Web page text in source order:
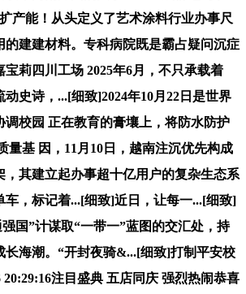
产能！从头定义了艺术涂料行业办事尺
的建建材料。专科病院既是霸占疑问沉症
宝莉四川工场 2025年6月，不只承载着
史诗，...[细致]2024年10月22日是世界
调校园 正在教育的膏壤上，将防水防护
量基 因，11月10日，越南注沉优先构成
，其建立起办事超十亿用户的复杂生态系
车，标记着...[细致]近日，让每一...[细致]
国”计谋取“一带一”蓝图的交汇处，持
长海潮。“开封夜骑&...[细致]打制平安校
20:29:16注目盛典 五店同庆 强烈热闹恭喜